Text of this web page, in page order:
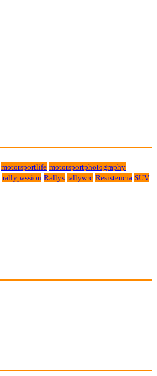
motorsportlife motorsportphotography
rallypassion Rallys rallywrc Resistencia SUV